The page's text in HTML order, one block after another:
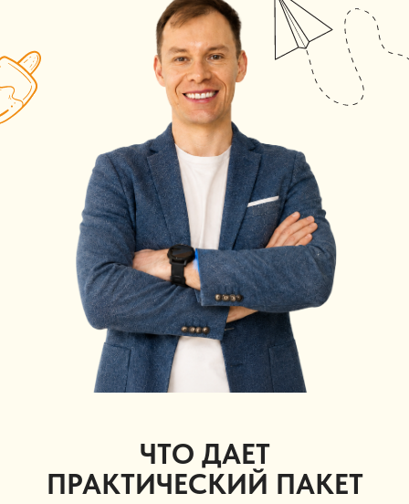
ЧТО ДАЕТ
ПРАКТИЧЕСКИЙ ПАКЕТ
Записи 2 дней практикума
на 3 месяца
Что убивает желание ребенка
учиться: 7 ошибок взрослых
Каким должно быть образование
XXI века, чтобы ребенок хотел учиться, а не
просто ходил на уроки
Методические пособия